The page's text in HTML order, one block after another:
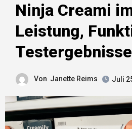
Ninja Creami
Leistung,
Testergebnisse
Von Janette Reims Juli